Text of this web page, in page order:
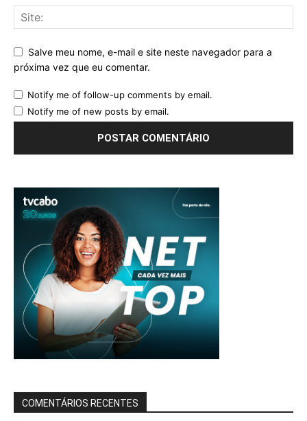
Salve meu nome, e-mail e site neste navegador para a
próxima vez que eu comentar.
Notify me of follow-up comments by email.
Notify me of new posts by email.
COMENTÁRIOS RECENTES